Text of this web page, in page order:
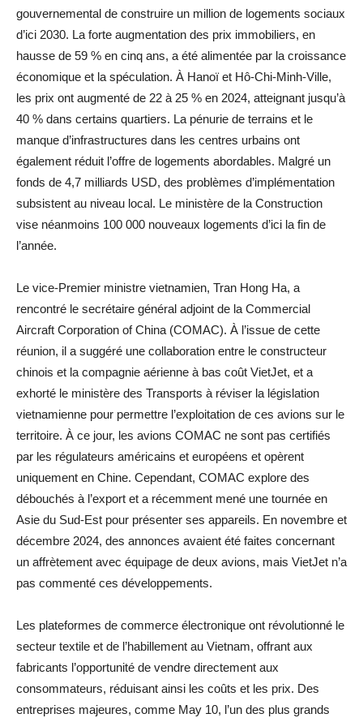
gouvernemental de construire un million de logements sociaux
d’ici 2030. La forte augmentation des prix immobiliers, en
hausse de 59 % en cinq ans, a été alimentée par la croissance
économique et la spéculation. À Hanoï et Hô-Chi-Minh-Ville,
les prix ont augmenté de 22 à 25 % en 2024, atteignant jusqu’à
40 % dans certains quartiers. La pénurie de terrains et le
manque d’infrastructures dans les centres urbains ont
également réduit l’offre de logements abordables. Malgré un
fonds de 4,7 milliards USD, des problèmes d’implémentation
subsistent au niveau local. Le ministère de la Construction
vise néanmoins 100 000 nouveaux logements d’ici la fin de
l’année.
Le vice-Premier ministre vietnamien, Tran Hong Ha, a
rencontré le secrétaire général adjoint de la Commercial
Aircraft Corporation of China (COMAC). À l’issue de cette
réunion, il a suggéré une collaboration entre le constructeur
chinois et la compagnie aérienne à bas coût VietJet, et a
exhorté le ministère des Transports à réviser la législation
vietnamienne pour permettre l’exploitation de ces avions sur le
territoire. À ce jour, les avions COMAC ne sont pas certifiés
par les régulateurs américains et européens et opèrent
uniquement en Chine. Cependant, COMAC explore des
débouchés à l’export et a récemment mené une tournée en
Asie du Sud-Est pour présenter ses appareils. En novembre et
décembre 2024, des annonces avaient été faites concernant
un affrètement avec équipage de deux avions, mais VietJet n’a
pas commenté ces développements.
Les plateformes de commerce électronique ont révolutionné le
secteur textile et de l’habillement au Vietnam, offrant aux
fabricants l’opportunité de vendre directement aux
consommateurs, réduisant ainsi les coûts et les prix. Des
entreprises majeures, comme May 10, l’un des plus grands